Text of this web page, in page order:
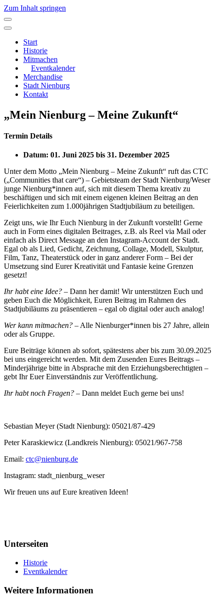
Zum Inhalt springen
Hauptnavigation
Start
Historie
Mitmachen
Eventkalender
Merchandise
Stadt Nienburg
Kontakt
„Mein Nienburg – Meine Zukunft“
Termin Details
Datum: 01. Juni 2025 bis 31. Dezember 2025
Unter dem Motto „Mein Nienburg – Meine Zukunft“ ruft das CTC
(„Communities that care“) – Gebietsteam der Stadt Nienburg/Weser
junge Nienburg*innen auf, sich mit diesem Thema kreativ zu
beschäftigen und sich mit einem eigenen kleinen Beitrag an den
Feierlichkeiten zum 1.000jährigen Stadtjubiläum zu beteiligen.
Zeigt uns, wie Ihr Euch Nienburg in der Zukunft vorstellt! Gerne
auch in Form eines digitalen Beitrages, z.B. als Reel via Mail oder
einfach als Direct Message an den Instagram-Account der Stadt.
Egal ob als Lied, Gedicht, Zeichnung, Collage, Modell, Skulptur,
Film, Tanz, Theaterstück oder in ganz anderer Form – Bei der
Umsetzung sind Eurer Kreativität und Fantasie keine Grenzen
gesetzt!
Ihr habt eine Idee? – Dann her damit! Wir unterstützen Euch und
geben Euch die Möglichkeit, Euren Beitrag im Rahmen des
Stadtjubiläums zu präsentieren – egal ob digital oder auch analog!
Wer kann mitmachen? – Alle Nienburger*innen bis 27 Jahre, allein
oder als Gruppe.
Eure Beiträge können ab sofort, spätestens aber bis zum 30.09.2025
bei uns eingereicht werden. Mit dem Zusenden Eures Beitrags –
Minderjährige bitte in Absprache mit den Erziehungsberechtigten –
gebt Ihr Euer Einverständnis zur Veröffentlichung.
Ihr habt noch Fragen? – Dann meldet Euch gerne bei uns!
Sebastian Meyer (Stadt Nienburg): 05021/87-429
Peter Karaskiewicz (Landkreis Nienburg): 05021/967-758
Email: ctc@nienburg.de
Instagram: stadt_nienburg_weser
Wir freuen uns auf Eure kreativen Ideen!
Unterseiten
Historie
Eventkalender
Weitere Informationen